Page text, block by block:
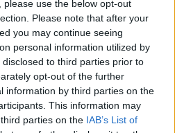
use the below opt-out
Please note that after your
you may continue seeing
personal information utilized by
to third parties prior to
opt-out of the further
information by third parties on the
This information may
parties on the IAB’s List of
katsoa sen suoraanTwitteristä